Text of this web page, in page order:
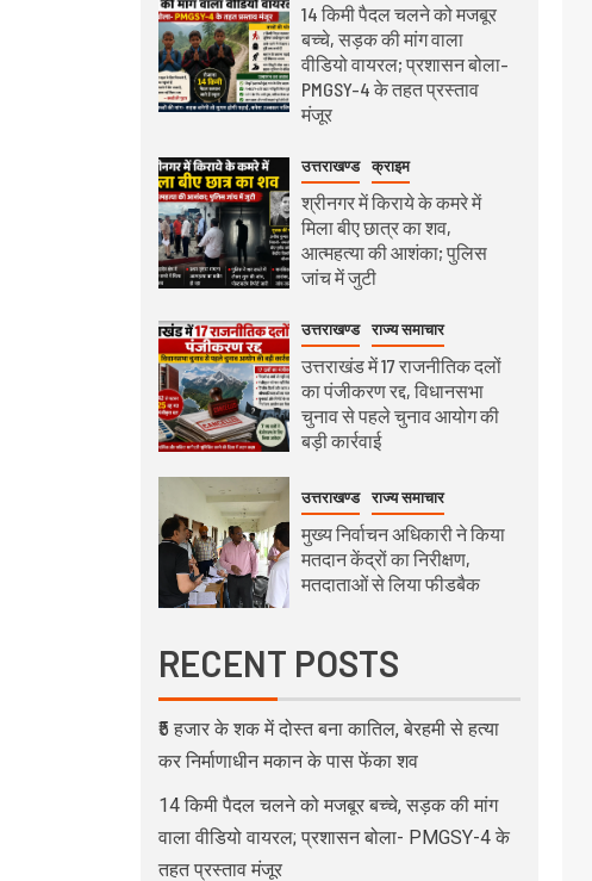
14 किमी पैदल चलने को मजबूर
बच्चे, सड़क की मांग वाला
वीडियो वायरल; प्रशासन बोला-
PMGSY-4 के तहत प्रस्ताव
मंजूर
उत्तराखण्ड क्राइम
श्रीनगर में किराये के कमरे में
मिला बीए छात्र का शव,
आत्महत्या की आशंका; पुलिस
जांच में जुटी
उत्तराखण्ड राज्य समाचार
उत्तराखंड में 17 राजनीतिक दलों
का पंजीकरण रद्द, विधानसभा
चुनाव से पहले चुनाव आयोग की
बड़ी कार्रवाई
उत्तराखण्ड राज्य समाचार
मुख्य निर्वाचन अधिकारी ने किया
मतदान केंद्रों का निरीक्षण,
मतदाताओं से लिया फीडबैक
RECENT POSTS
₹5 हजार के शक में दोस्त बना कातिल, बेरहमी से हत्या
कर निर्माणाधीन मकान के पास फेंका शव
14 किमी पैदल चलने को मजबूर बच्चे, सड़क की मांग
वाला वीडियो वायरल; प्रशासन बोला- PMGSY-4 के
तहत प्रस्ताव मंजूर